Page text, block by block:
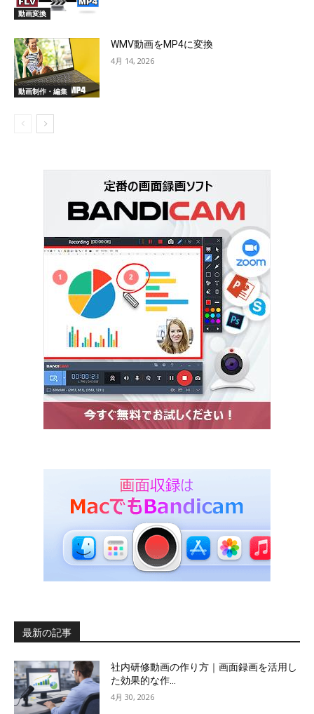
動画変換
動画制作・編集
WMV動画をMP4に変換
4月 14, 2026
最新の記事
社内研修動画の作り方｜画面録画を活用し
た効果的な作...
4月 30, 2026